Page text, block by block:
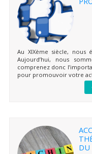
Au XIXème siècle, nous
Aujourd’hui, nous
comprenez donc
pour promouvoir votre
DU